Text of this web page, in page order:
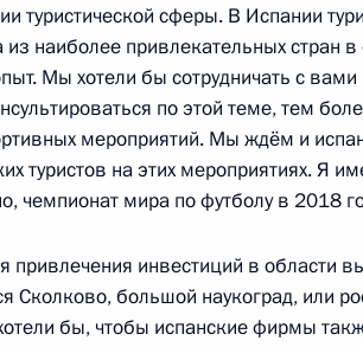
—
тур по
—
России
туристической сферы. В Испании
наиболее привлекательных стран в
Мы хотели бы сотрудничать с
по этой теме, тем
мероприятий. Мы ждём и
туристов на этих мероприятиях. Я
чемпионат мира по футболу в 2018
инвестиций в области
Сколково, большой наукоград, или
бы, чтобы испанские фирмы